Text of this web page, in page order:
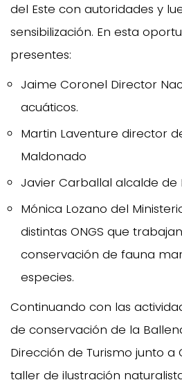
del Este con autoridades y
sensibilización. En esta
presentes:
Jaime Coronel Director
acuáticos.
Martin Laventure director
Maldonado
Javier Carballal alcalde de
Mónica Lozano del
distintas ONGS que
conservación de fauna
especies.
Continuando con las
de conservación de la
Dirección de Turismo junto a
taller de ilustración